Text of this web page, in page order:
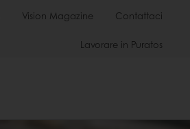
Vision Magazine Contattaci
Lavorare in Puratos